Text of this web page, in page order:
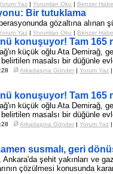
Yaz | Yorumları Oku | Benzer
Bir tutuklama
gözaltına alınan
Yaz | Yorumları Oku | Benzer
konuşuyor! Tam 165
küçük oğlu Ata Demirağ,
masalsı bir düğünle
Arkadaşına Gönder | Yorum Yaz |
konuşuyor! Tam 165
küçük oğlu Ata Demirağ,
masalsı bir düğünle
Arkadaşına Gönder | Yorum Yaz |
susmalı, geri
şehit yakınları ve
çözülmesi konusunda